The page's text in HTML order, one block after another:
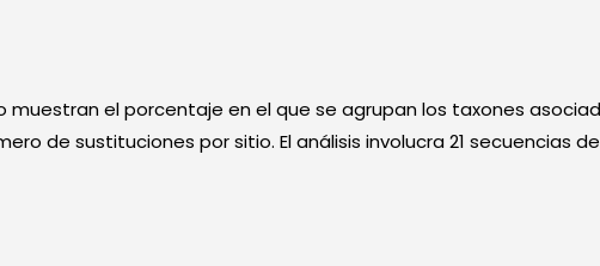
el porcentaje en el que se agrupan los taxones
de sustituciones por sitio. El análisis involucra 21 secuencias